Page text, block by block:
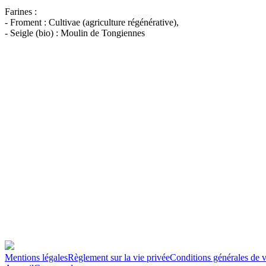
Farines :
- Froment : Cultivae (agriculture régénérative),
- Seigle (bio) : Moulin de Tongiennes
Mentions légalesRèglement sur la vie privéeConditions générales de